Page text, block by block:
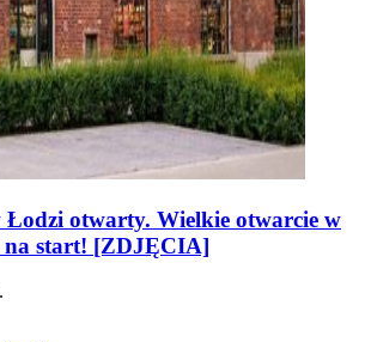
otwarty. Wielkie otwarcie w
start! [ZDJĘCIA]